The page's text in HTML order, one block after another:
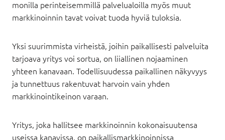
monilla perinteisemmillä palvelualoilla myös muut
markkinoinnin tavat voivat tuoda hyviä tuloksia.
Yksi suurimmista virheistä, joihin paikallisesti palveluita
tarjoava yritys voi sortua, on liiallinen nojaaminen
yhteen kanavaan. Todellisuudessa paikallinen näkyvyys
ja tunnettuus rakentuvat harvoin vain yhden
markkinointikeinon varaan.
Yritys, joka hallitsee markkinoinnin kokonaisuutensa
useissa kanavissa, on paikallismarkkinoinnissa